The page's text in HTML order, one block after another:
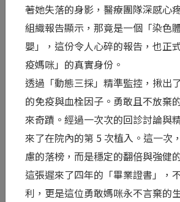
不安的等待，到現在看著您眼神
容，這份轉變真的很讓人感動。目
孕初期種種身體不適，但您都咬著
早就來院報到了，我深深祝福您與
平安安！
0
著她失落的身影，醫療團隊深感心
組織報告顯示，那竟是一個「染色
嬰」，這份令人心碎的報告，也正
疫媽咪」的真實身份。
透過「動態三採」精準監控，揪出
的免疫與血栓因子。勇敢且不放棄
來奇蹟。經過一次次的回診討論與
來了在院內的第 5 次植入。這一次
慮的落榜，而是穩定的翻倍與強健
這張遲來了四年的「畢業證書」，
利，更是這位勇敢媽咪永不言棄的